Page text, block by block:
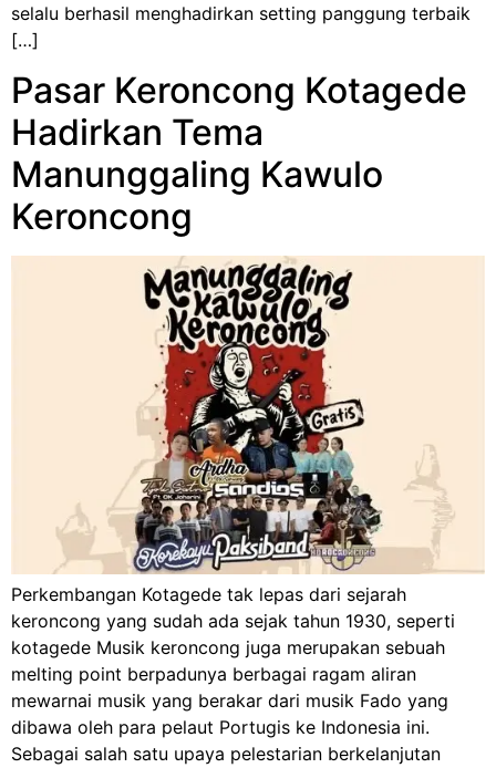
selalu berhasil menghadirkan setting panggung terbaik
[…]
Pasar Keroncong Kotagede
Hadirkan Tema
Manunggaling Kawulo
Keroncong
Perkembangan Kotagede tak lepas dari sejarah
keroncong yang sudah ada sejak tahun 1930, seperti
kotagede Musik keroncong juga merupakan sebuah
melting point berpadunya berbagai ragam aliran
mewarnai musik yang berakar dari musik Fado yang
dibawa oleh para pelaut Portugis ke Indonesia ini.
Sebagai salah satu upaya pelestarian berkelanjutan